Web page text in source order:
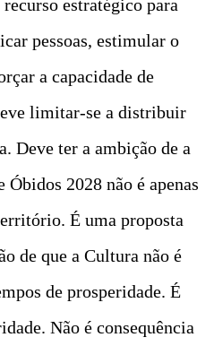
estratégico para
pessoas, estimular o
a capacidade de
limitar-se a distribuir
Deve ter a ambição de a
2028 não é apenas
É uma proposta
de que a Cultura não é
de prosperidade. É
Não é consequência